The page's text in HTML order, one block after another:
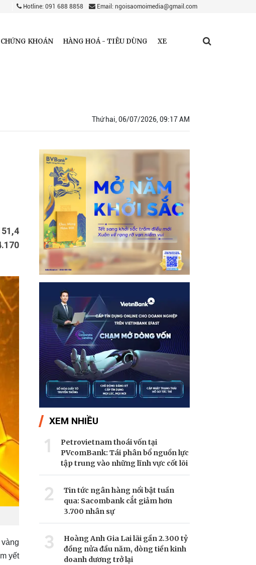
Hotline: 091 688 8858 Email: ngoisaomoimedia@gmail.com
CHỨNG KHOÁN HÀNG HOÁ - TIÊU DÙNG XE
Thứ hai, 06/07/2026, 09:17 AM
yết
XEM NHIỀU
1
Petrovietnam thoái vốn tại
PVcomBank: Tái phân bổ nguồn lực
tập trung vào những lĩnh vực cốt lõi
2
Tin tức ngân hàng nổi bật tuần
qua: Sacombank cắt giảm hơn
3.700 nhân sự
3
Hoàng Anh Gia Lai lãi gần 2.300 tỷ
đồng nửa đầu năm, dòng tiền kinh
doanh dương trở lại